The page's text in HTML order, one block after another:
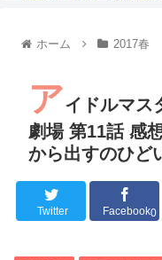
『進撃の巨人』で一番
るろうに剣心 -明治剣客
同盟、帝国、フェザー
Powered by livedoor
ホーム 2017春
アイドルマス
劇場 第11話 感
から出すのひど
Twitter Facebook0